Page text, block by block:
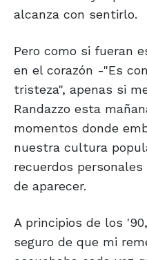
alcanza con sentirlo.
Pero como si fueran
en el corazón -"Es
tristeza", apenas si
Randazzo esta
momentos donde
nuestra cultura
recuerdos
de aparecer.
A principios de los
seguro de que mi